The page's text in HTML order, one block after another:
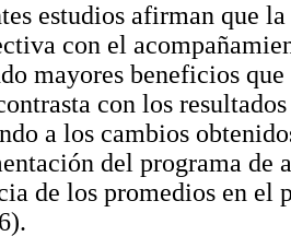
estudios afirman que
con el
mayores beneficios
con los
a los cambios
del programa de
de los promedios en el